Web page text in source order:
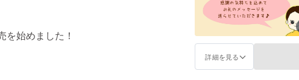
始めました！
詳細を見る